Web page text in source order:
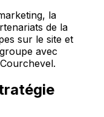
la
de la
sur le site et
avec